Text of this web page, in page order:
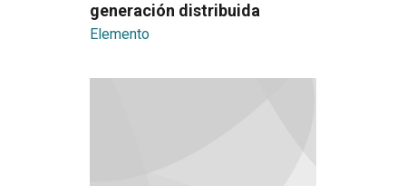
generación distribuida
Elemento